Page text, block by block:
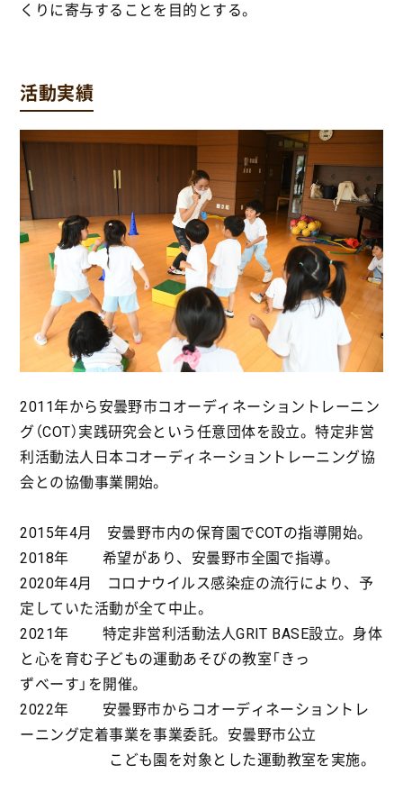
くりに寄与することを目的とする。
活動実績
2011年から安曇野市コオーディネーショントレーニン
グ（COT）実践研究会という任意団体を設立。特定非営
利活動法人日本コオーディネーショントレーニング協
会との協働事業開始。
2015年4月 安曇野市内の保育園でCOTの指導開始。
2018年 希望があり、安曇野市全園で指導。
2020年4月 コロナウイルス感染症の流行により、予
定していた活動が全て中止。
2021年 特定非営利活動法人GRIT BASE設立。身体
と心を育む子どもの運動あそびの教室「きっ
ずべーす」を開催。
2022年 安曇野市からコオーディネーショントレ
ーニング定着事業を事業委託。安曇野市公立
こども園を対象とした運動教室を実施。